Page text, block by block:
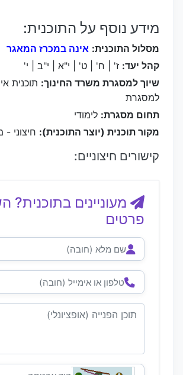
מידע נוסף על התוכנית:
מסלול התוכנית: אינה במכרז המאגר
קהל יעד: ז' | ח' | ט' | י"א | י"ב | י'
שיוך למסגרת משרד החינוך: תוכנית
למסגרת
תחום מסגרת: לימודי
מקור תוכנית (יוצר התוכנית): חיצוני -
קישורים חיצוניים:
מעוניינים בתוכנית?
פרטים